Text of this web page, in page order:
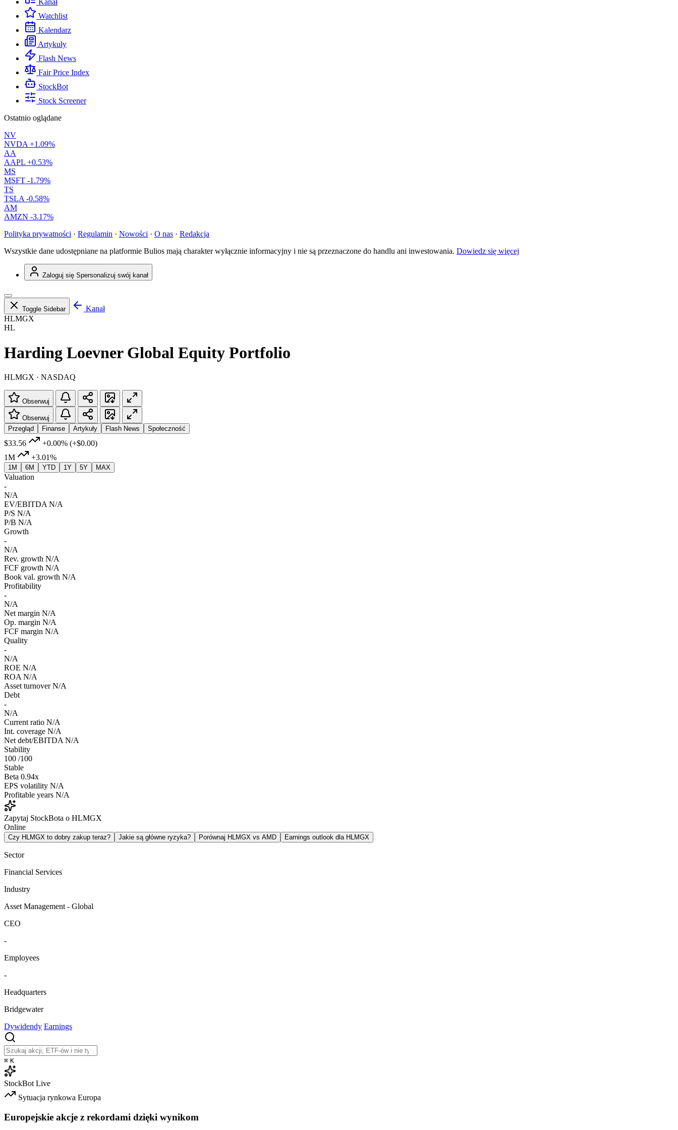
Kanał
Watchlist
Kalendarz
Artykuły
Flash News
Fair Price Index
StockBot
Stock Screener
Ostatnio oglądane
NV
NVDA +1.09%
AA
AAPL +0.53%
MS
MSFT -1.79%
TS
TSLA -0.58%
AM
AMZN -3.17%
Polityka prywatności · Regulamin · Nowości · O nas · Redakcja
Wszystkie dane udostępniane na platformie Bulios mają charakter wyłącznie informacyjny i nie są przeznaczone do handlu ani inwestowania. Dowiedz się więcej
Zaloguj się Spersonalizuj swój kanał
Toggle Sidebar
Kanał
HLMGX
HL
Harding Loevner Global Equity Portfolio
HLMGX · NASDAQ
Obserwuj
Obserwuj
Przegląd
Finanse Artykuły Flash News Społeczność
$33.56 +0.00% (+$0.00)
1M
+3.01%
1M 6M YTD 1Y 5Y MAX
Valuation
-
N/A
EV/EBITDA N/A
P/S N/A
P/B N/A
Growth
-
N/A
Rev. growth N/A
FCF growth N/A
Book val. growth N/A
Profitability
-
N/A
Net margin N/A
Op. margin N/A
FCF margin N/A
Quality
-
N/A
ROE N/A
ROA N/A
Asset turnover N/A
Debt
-
N/A
Current ratio N/A
Int. coverage N/A
Net debt/EBITDA N/A
Stability
100 /100
Stable
Beta 0.94x
EPS volatility N/A
Profitable years N/A
Zapytaj StockBota o HLMGX
Online
Czy HLMGX to dobry zakup teraz? Jakie są główne ryzyka? Porównaj HLMGX vs AMD Earnings outlook dla HLMGX
Sector
Financial Services
Industry
Asset Management - Global
CEO
-
Employees
-
Headquarters
Bridgewater
Dywidendy Earnings
⌘ K
StockBot Live
Sytuacja rynkowa Europa
Europejskie akcje z rekordami dzięki wynikom